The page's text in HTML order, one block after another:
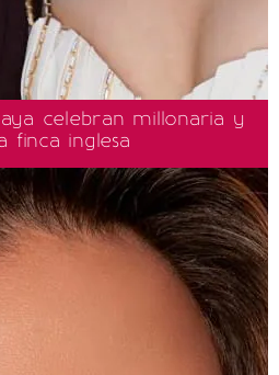
celebran millonaria y
finca inglesa